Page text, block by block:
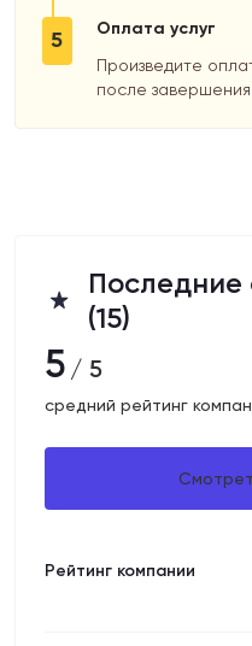
5 Оплата услуг
Произведите
после
Последние
(15)
5 / 5
средний рейтинг
Рейтинг компании